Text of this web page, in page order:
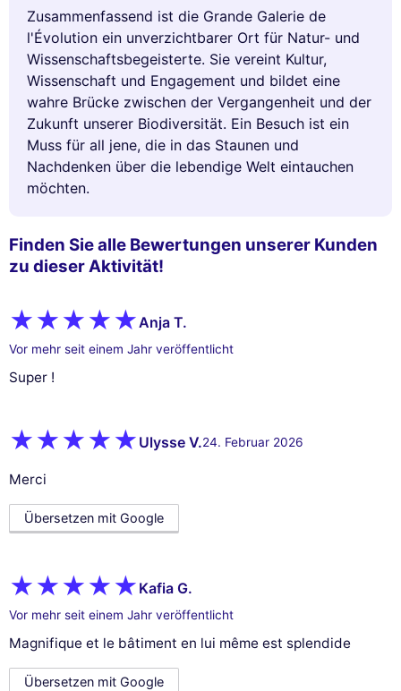
Finden Sie alle Bewertungen unserer Kunden
zu dieser Aktivität!
Anja T.
Vor mehr seit einem Jahr veröffentlicht
Super !
Ulysse V.24. Februar 2026
Merci
Übersetzen mit Google
Kafia G.
Vor mehr seit einem Jahr veröffentlicht
Magnifique et le bâtiment en lui même est splendide
Übersetzen mit Google
Zusammenfassend ist die Grande Galerie de
l'Évolution ein unverzichtbarer Ort für Natur- und
Wissenschaftsbegeisterte. Sie vereint Kultur,
Wissenschaft und Engagement und bildet eine
wahre Brücke zwischen der Vergangenheit und der
Zukunft unserer Biodiversität. Ein Besuch ist ein
Muss für all jene, die in das Staunen und
Nachdenken über die lebendige Welt eintauchen
möchten.